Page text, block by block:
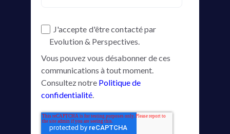
J'accepte d'être contacté par
Evolution & Perspectives.
Vous pouvez vous désabonner de ces
communications à tout moment.
Consultez notre Politique de
confidentialité